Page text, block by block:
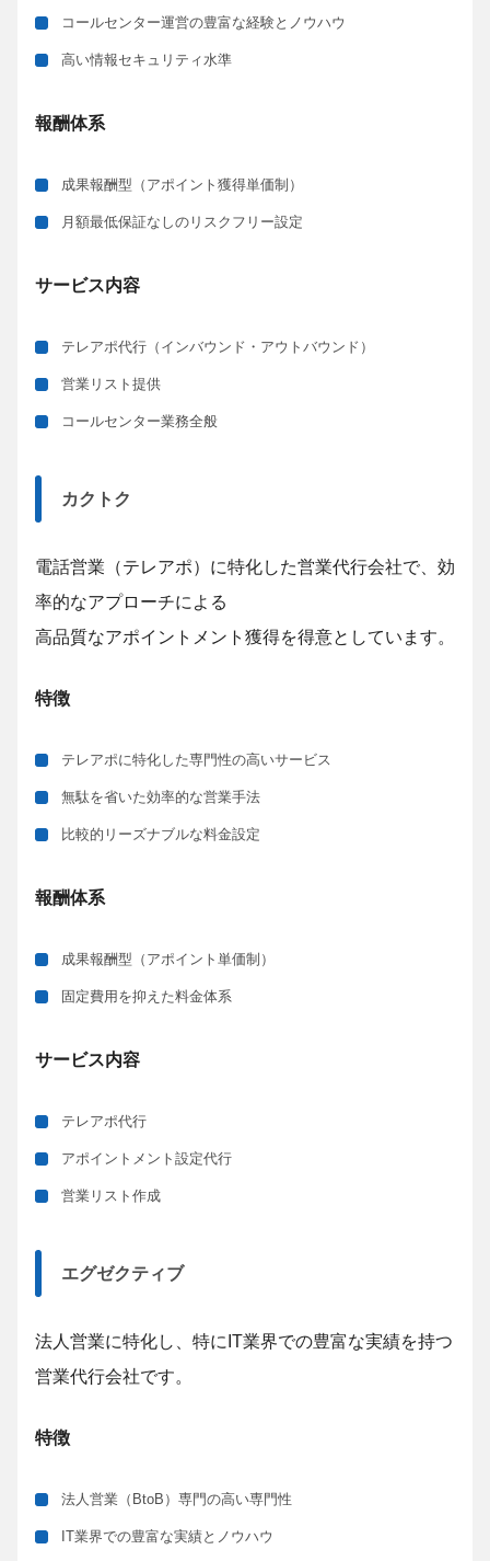
コールセンター運営の豊富な経験とノウハウ
高い情報セキュリティ水準
報酬体系
成果報酬型（アポイント獲得単価制）
月額最低保証なしのリスクフリー設定
サービス内容
テレアポ代行（インバウンド・アウトバウンド）
営業リスト提供
コールセンター業務全般
カクトク
電話営業（テレアポ）に特化した営業代行会社で、効
率的なアプローチによる
高品質なアポイントメント獲得を得意としています。
特徴
テレアポに特化した専門性の高いサービス
無駄を省いた効率的な営業手法
比較的リーズナブルな料金設定
報酬体系
成果報酬型（アポイント単価制）
固定費用を抑えた料金体系
サービス内容
テレアポ代行
アポイントメント設定代行
営業リスト作成
エグゼクティブ
法人営業に特化し、特にIT業界での豊富な実績を持つ
営業代行会社です。
特徴
法人営業（BtoB）専門の高い専門性
IT業界での豊富な実績とノウハウ